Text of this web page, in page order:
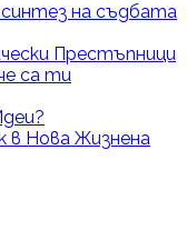
синтез на съдбата
Престъпници
са ти
в Нова Жизнена